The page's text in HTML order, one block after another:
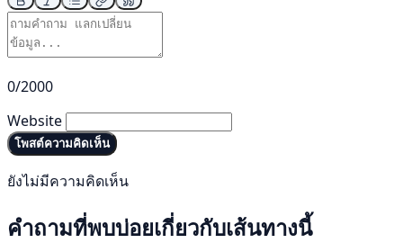
0/2000
Website
โพสต์ความคิดเห็น
ยังไม่มีความคิดเห็น
คำถามที่พบบ่อยเกี่ยวกับเส้นทางนี้